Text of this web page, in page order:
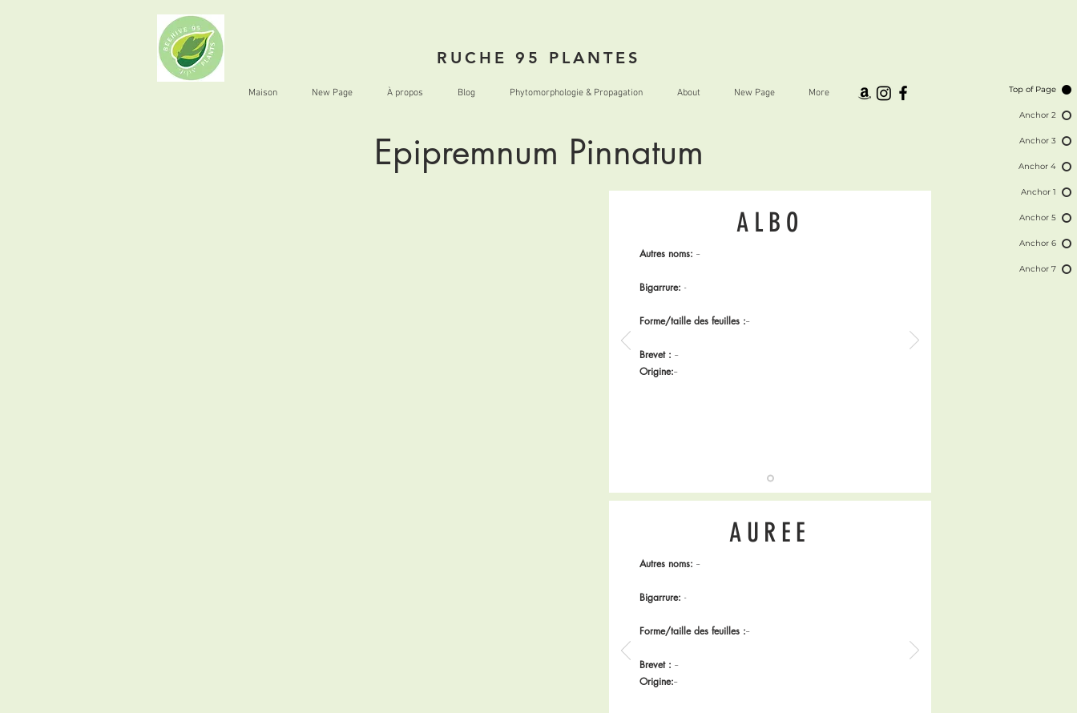
RUCHE 95 PLANTES
Maison New Page À propos Blog Phytomorphologie & Propagation About New Page More Top of Page
Anchor 2
Anchor 3
Anchor 4
Anchor 1
Anchor 5
Anchor 6
Anchor 7
Epipremnum Pinnatum
ALBO
Autres noms: --
Bigarrure: -
Forme/taille des feuilles :--
Brevet : --
Origine:--
AUREE
Autres noms: --
Bigarrure: -
Forme/taille des feuilles :--
Brevet : --
Origine:--